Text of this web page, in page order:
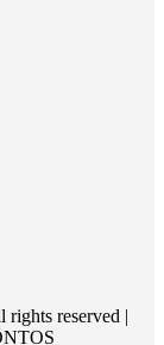
reserved |